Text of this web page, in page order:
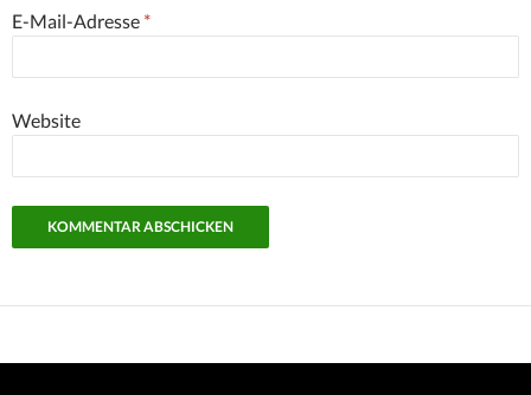
E-Mail-Adresse *
Website